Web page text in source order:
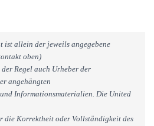
ist allein der jeweils angegebene
oben)
Regel auch Urheber der
angehängten
Informationsmaterialien. Die United
die Korrektheit oder Vollständigkeit des